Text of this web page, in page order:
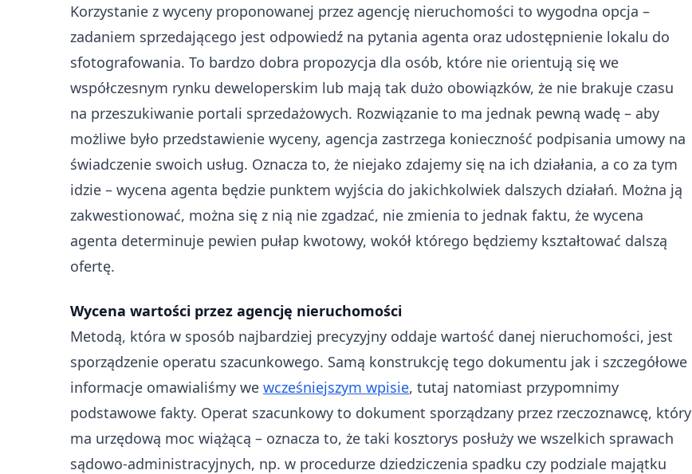
Korzystanie z wyceny proponowanej przez agencję nieruchomości to wygodna opcja –
zadaniem sprzedającego jest odpowiedź na pytania agenta oraz udostępnienie lokalu do
sfotografowania. To bardzo dobra propozycja dla osób, które nie orientują się we
współczesnym rynku deweloperskim lub mają tak dużo obowiązków, że nie brakuje czasu
na przeszukiwanie portali sprzedażowych. Rozwiązanie to ma jednak pewną wadę – aby
możliwe było przedstawienie wyceny, agencja zastrzega konieczność podpisania umowy na
świadczenie swoich usług. Oznacza to, że niejako zdajemy się na ich działania, a co za tym
idzie – wycena agenta będzie punktem wyjścia do jakichkolwiek dalszych działań. Można ją
zakwestionować, można się z nią nie zgadzać, nie zmienia to jednak faktu, że wycena
agenta determinuje pewien pułap kwotowy, wokół którego będziemy kształtować dalszą
ofertę.
Wycena wartości przez agencję nieruchomości
Metodą, która w sposób najbardziej precyzyjny oddaje wartość danej nieruchomości, jest
sporządzenie operatu szacunkowego. Samą konstrukcję tego dokumentu jak i szczegółowe
informacje omawialiśmy we wcześniejszym wpisie, tutaj natomiast przypomnimy
podstawowe fakty. Operat szacunkowy to dokument sporządzany przez rzeczoznawcę, który
ma urzędową moc wiążącą – oznacza to, że taki kosztorys posłuży we wszelkich sprawach
sądowo-administracyjnych, np. w procedurze dziedziczenia spadku czy podziale majątku